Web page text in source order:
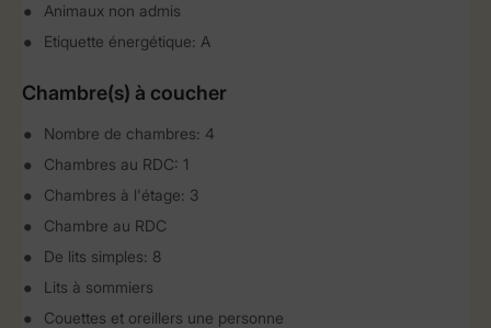
Animaux non admis
Etiquette énergétique: A
Chambre(s) à coucher
Nombre de chambres: 4
Chambres au RDC: 1
Chambres à l'étage: 3
Chambre au RDC
De lits simples: 8
Lits à sommiers
Couettes et oreillers une personne